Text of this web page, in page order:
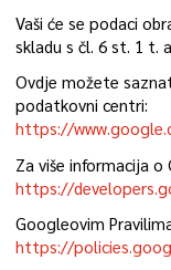
Vaši će se podaci
skladu s čl. 6 st. 1 t. a
Ovdje možete
podatkovni centri:
https://
Za više informacija
https://
Googleovim
https://